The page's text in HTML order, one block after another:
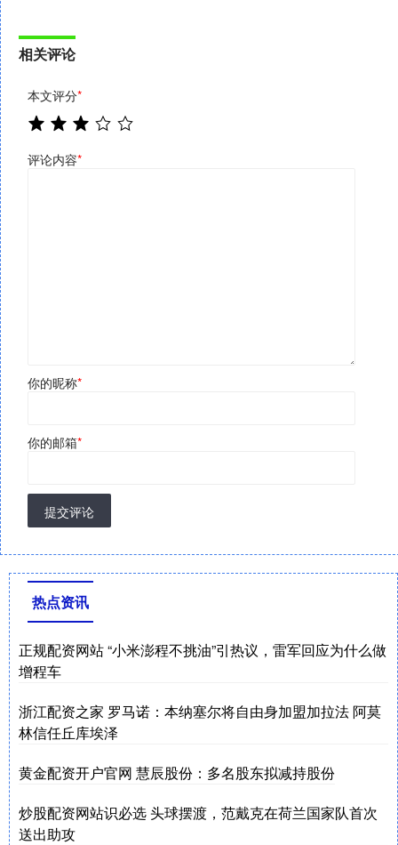
相关评论
本文评分*
评论内容*
你的昵称*
你的邮箱*
提交评论
热点资讯
正规配资网站 “小米澎程不挑油”引热议，雷军回应为什么做
增程车
浙江配资之家 罗马诺：本纳塞尔将自由身加盟加拉法 阿莫
林信任丘库埃泽
黄金配资开户官网 慧辰股份：多名股东拟减持股份
炒股配资网站识必选 头球摆渡，范戴克在荷兰国家队首次
送出助攻